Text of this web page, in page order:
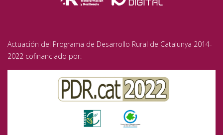
Actuación del Programa de Desarrollo Rural de Catalunya 2014-
2022 cofinanciado por: